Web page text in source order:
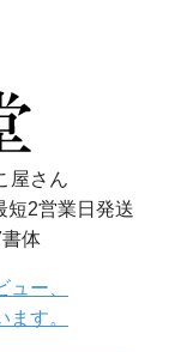
屋さん
短2営業日発送
体
ー、
す。